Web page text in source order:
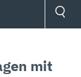
mit